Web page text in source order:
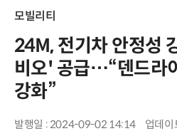
모빌리티
24M, 전기차 안정성
비오' 공급…“덴드라
강화”
발행일 : 2024-09-02 14:14 업데